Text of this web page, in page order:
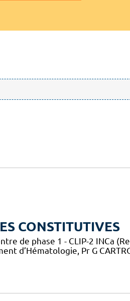
CONSTITUTIVES
de phase 1 - CLIP-2 INCa
d’Hématologie, Pr G